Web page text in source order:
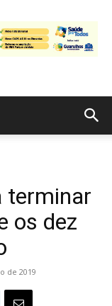
terminar
os dez
de 2019